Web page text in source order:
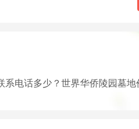
电话多少？世界华侨陵园墓地价格